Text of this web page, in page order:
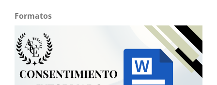
Formatos